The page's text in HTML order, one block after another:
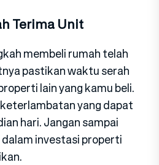
Terima Unit
membeli rumah telah
pastikan waktu serah
lain yang kamu beli.
yang dapat
hari. Jangan sampai
investasi properti